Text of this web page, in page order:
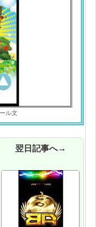
ル文
翌日記事へ→